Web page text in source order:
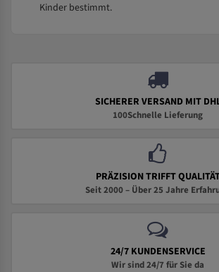
Kinder bestimmt.
SICHERER VERSAND MIT
100Schnelle Lieferung
PRÄZISION TRIFFT
Seit 2000 – Über 25 Jahre
24/7 KUNDENSERVICE
Wir sind 24/7 für Sie da